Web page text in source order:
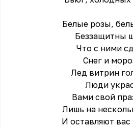
Белые pозы,
Беззащитны
Что с ними
Снег и
Лед витpин
Люди
Вами свой
Лишь на
И оставляют вас